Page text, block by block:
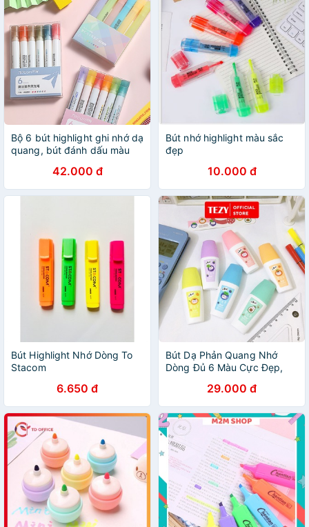
Bộ 6 bút highlight ghi nhớ dạ
quang, bút đánh dấu màu
42.000 đ
Bút nhớ highlight màu sắc
đẹp
10.000 đ
Bút Highlight Nhớ Dòng To
Stacom
6.650 đ
Bút Dạ Phản Quang Nhớ
Dòng Đủ 6 Màu Cực Đẹp,
Dòng Giúp Ghi Nhớ Dễ Dàng
TEZYBOOKS
29.000 đ